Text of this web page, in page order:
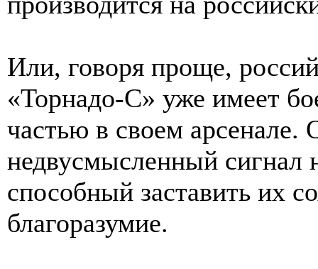
Или, говоря проще,
«Торнадо-С» уже имеет
частью в своем
недвусмысленный
способный заставить их
благоразумие.